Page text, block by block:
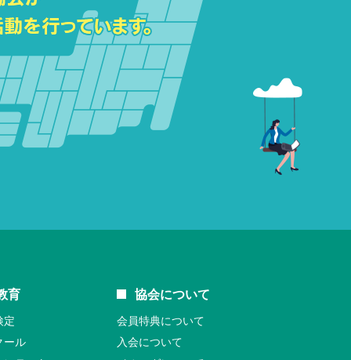
育
定
ール
協会について
会員特典について
入会について